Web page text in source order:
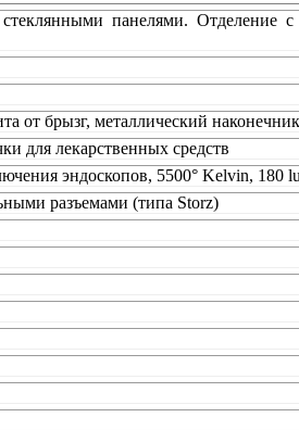
панелями. Отделение
брызг, металлический
для лекарственных средств
эндоскопов, 5500° Kelvin, 180
разъемами (типа Storz)